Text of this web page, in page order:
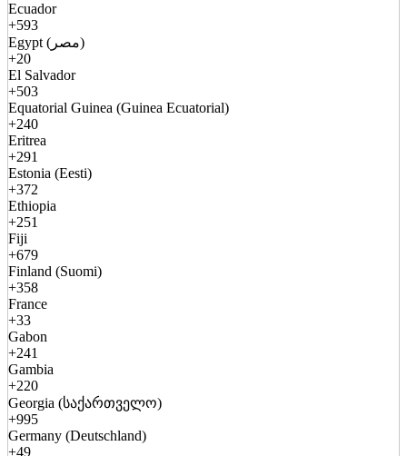
Ecuador
+593
Egypt (مصر)
+20
El Salvador
+503
Equatorial Guinea (Guinea Ecuatorial)
+240
Eritrea
+291
Estonia (Eesti)
+372
Ethiopia
+251
Fiji
+679
Finland (Suomi)
+358
France
+33
Gabon
+241
Gambia
+220
Georgia (საქართველო)
+995
Germany (Deutschland)
+49